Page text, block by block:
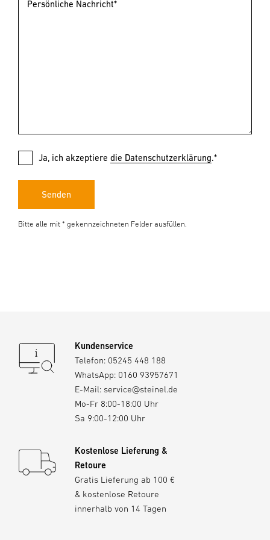
Persönliche Nachricht*
Ja, ich akzeptiere die Datenschutzerklärung.*
Senden
Bitte alle mit * gekennzeichneten Felder ausfüllen.
Kundenservice
Telefon: 05245 448 188
WhatsApp: 0160 93957671
E-Mail: service@steinel.de
Mo-Fr 8:00-18:00 Uhr
Sa 9:00-12:00 Uhr
Kostenlose Lieferung &
Retoure
Gratis Lieferung ab 100 €
& kostenlose Retoure
innerhalb von 14 Tagen